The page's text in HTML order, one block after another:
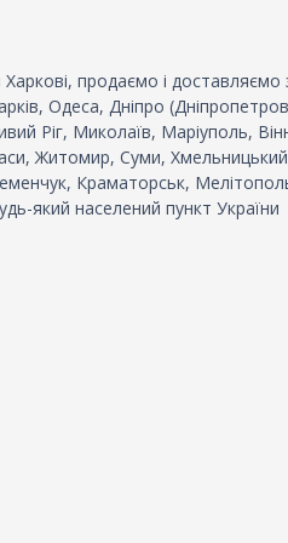
продаємо і доставляємо
Одеса, Дніпро
Ріг, Миколаїв, Маріуполь,
Житомир, Суми, Хмельницький,
Краматорськ,
який населений пункт України